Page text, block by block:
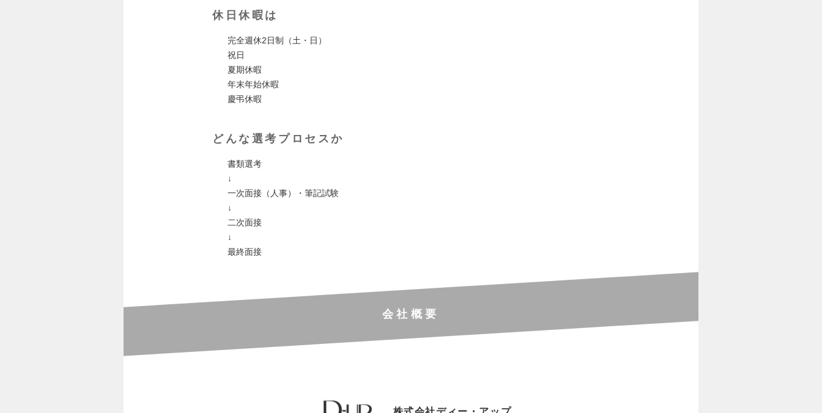
休日休暇は
完全週休2日制（土・日）
祝日
夏期休暇
年末年始休暇
慶弔休暇
どんな選考プロセスか
書類選考
↓
一次面接（人事）・筆記試験
↓
二次面接
↓
最終面接
会社概要